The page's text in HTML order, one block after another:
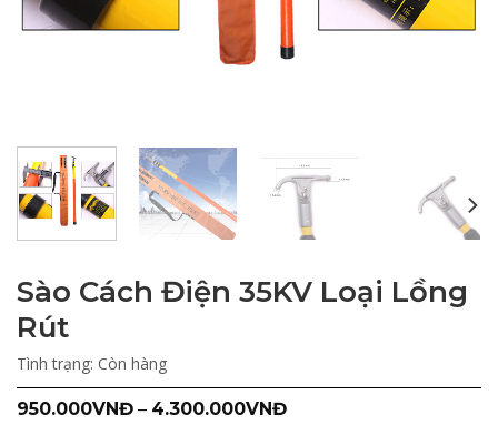
Sào Cách Điện 35KV Loại Lồng
Rút
Tình trạng: Còn hàng
950.000VNĐ – 4.300.000VNĐ